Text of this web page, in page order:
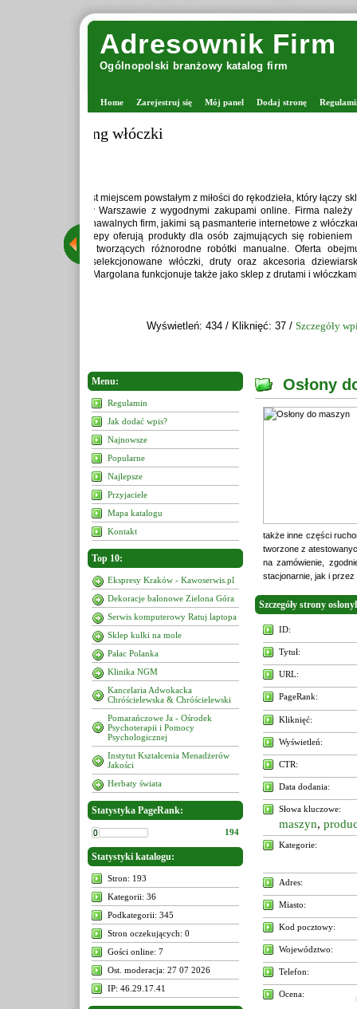
Adresownik Firm
Ogólnopolski branżowy katalog firm
Home Zarejestruj się Mój panel Dodaj stronę
Menu:
Regulamin
Jak dodać wpis?
Najnowsze
Popularne
Najlepsze
Przyjaciele
Mapa katalogu
Kontakt
Top 10:
Ekspresy Kraków - Kawoserwis.pl
Dekoracje balonowe Zielona Góra
Serwis komputerowy Ratuj laptopa
Sklep kulki na mole
Pałac Polanka
Klinika NGM
Kancelaria Adwokacka
Chróścielewska & Chróścielewski
Pomarańczowe Ja - Ośrodek
Psychoterapii i Pomocy
Psychologicznej
Instytut Kształcenia Menadżerów
Jakości
Herbaty świata
Statystyka PageRank:
194
Statystyki katalogu:
Stron: 193
Kategorii: 36
Podkategorii: 345
Stron oczekujących: 0
Gości online: 7
Ost. moderacja: 27 07 2026
IP: 46.29.17.41
Osłony
także inne części
tworzone z
na zamówienie,
stacjonarnie, jak i przez
Szczegóły strony
ID:
Tytuł:
URL:
PageRank:
Kliknięć:
Wyświetleń:
CTR:
Data dodania:
Słowa kluczowe:
maszyn,
Kategorie:
Adres:
Miasto:
Kod pocztowy:
Województwo:
Telefon:
Ocena: